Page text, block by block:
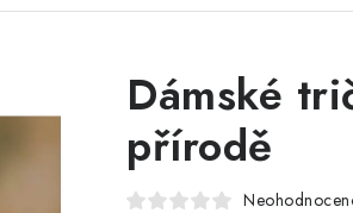
Dámské
přírodě